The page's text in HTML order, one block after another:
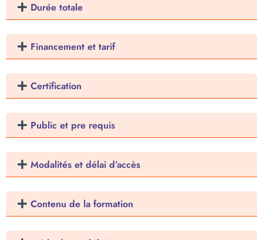
Durée totale
Financement et tarif
Certification
Public et pre requis
Modalités et délai d’accès
Contenu de la formation